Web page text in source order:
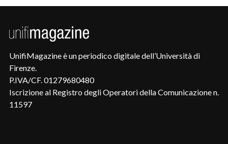
UnifiMagazine è un periodico digitale dell’Università di
Firenze.
P.IVA/CF. 01279680480
Iscrizione al Registro degli Operatori della Comunicazione n.
11597